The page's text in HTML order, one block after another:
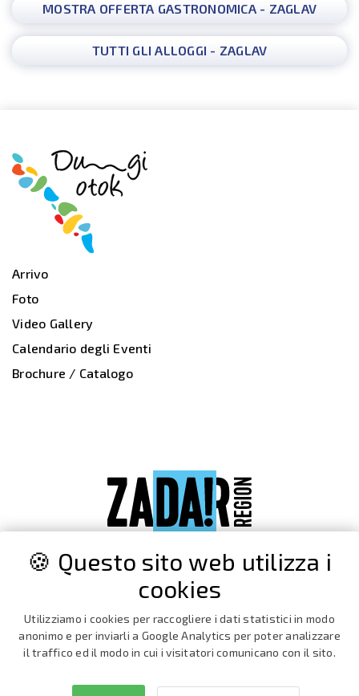
MOSTRA OFFERTA GASTRONOMICA - ZAGLAV
TUTTI GLI ALLOGGI - ZAGLAV
Arrivo
Foto
Video Gallery
Calendario degli Eventi
Brochure / Catalogo
🍪 Questo sito web utilizza i
cookies
Utilizziamo i cookies per raccogliere i dati statistici in modo
anonimo e per inviarli a Google Analytics per poter analizzare
il traffico ed il modo in cui i visitatori comunicano con il sito.